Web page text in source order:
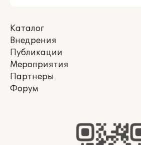
Каталог
Внедрения
Публикации
Мероприятия
Партнеры
Форум